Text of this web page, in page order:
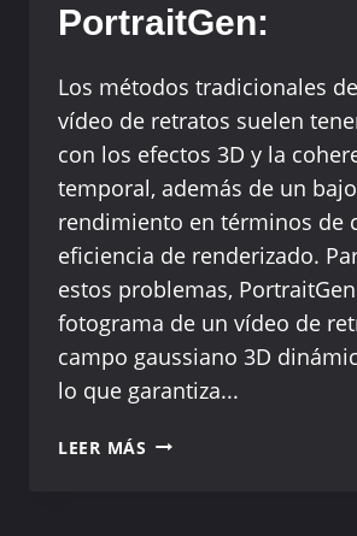
PortraitGen:
Los métodos tradicionales
vídeo de retratos suelen
con los efectos 3D y la
temporal, además de un bajo
rendimiento en términos de
eficiencia de renderizado.
estos problemas,
fotograma de un vídeo de
campo gaussiano 3D
lo que garantiza...
LEER MÁS PORTRAITGEN: